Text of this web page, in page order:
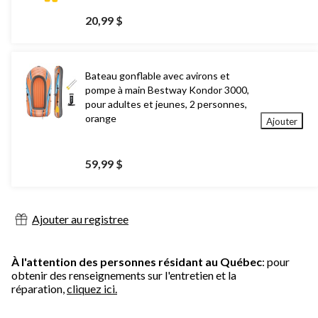
20,99 $
Bateau gonflable avec avirons et
pompe à main Bestway Kondor 3000,
pour adultes et jeunes, 2 personnes,
orange
59,99 $
Ajouter
Ajouter au registree
À l'attention des personnes résidant au Québec: pour
obtenir des renseignements sur l'entretien et la
réparation,cliquez ici.